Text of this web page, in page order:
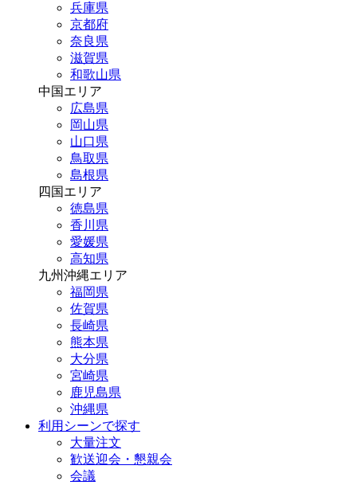
兵庫県
京都府
奈良県
滋賀県
和歌山県
中国エリア
広島県
岡山県
山口県
鳥取県
島根県
四国エリア
徳島県
香川県
愛媛県
高知県
九州沖縄エリア
福岡県
佐賀県
長崎県
熊本県
大分県
宮崎県
鹿児島県
沖縄県
利用シーンで探す
大量注文
歓送迎会・懇親会
会議